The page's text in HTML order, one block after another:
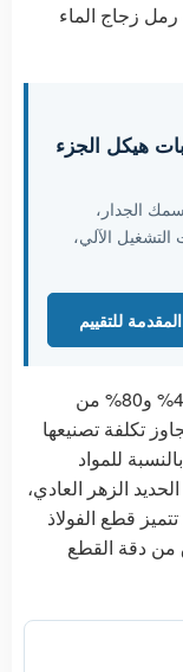
زجاج الماء
هيكل الجزء
الجدار،
الآلي،
المقدمة للتقييم
تُشكّل قطع الفولاذ المصبوب عادةً ما بين 40% و80% من
تكلفة تصنيعها
بالنسبة للمواد
الزهر العادي،
قطع الفولاذ
من دقة القطع